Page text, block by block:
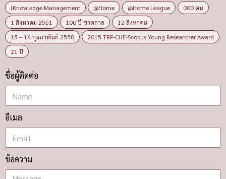
(Knowledge Management
@Home @Home League
000 คน
1 สิงหาคม 2551
100 ปี ชาตกาล
12 สิงหาคม
15 – 16 กุมภาพันธ์ 2558
2015 TRF-CHE-Scopus Young Researcher Award
21 ปี
ชื่อผู้ติดต่อ
อีเมล
ข้อความ